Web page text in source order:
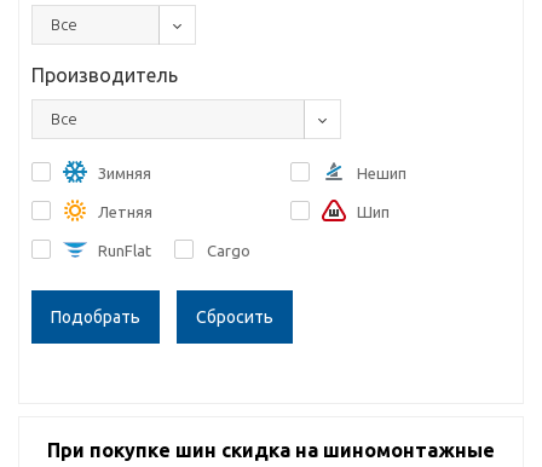
Все
Производитель
Все
Зимняя
Летняя
RunFlat Cargo
Нешип
Шип
Сбросить
При покупке шин скидка на шиномонтажные